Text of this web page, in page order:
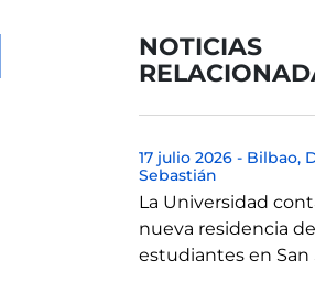
NOTICIAS
17 julio 2026 - Bilbao
Sebastián
La Universidad
nueva residencia de
estudiantes en San